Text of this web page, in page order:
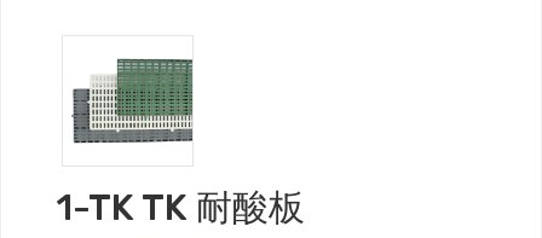
1-TK TK 耐酸板